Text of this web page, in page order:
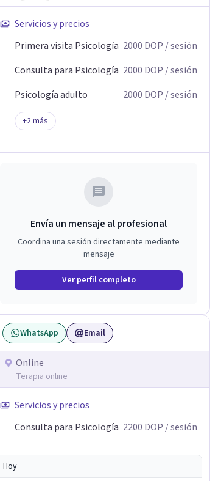
Servicios y precios
Primera visita Psicología 2000 DOP / sesión
Consulta para Psicología 2000 DOP / sesión
Psicología adulto
2000 DOP / sesión
+2más
Envía un mensaje al profesional
Coordina una sesión directamente mediante
mensaje
Ver perfil completo
WhatsApp Email
Online
Terapia online
Servicios y precios
Consulta para Psicología 2200 DOP / sesión
Hoy